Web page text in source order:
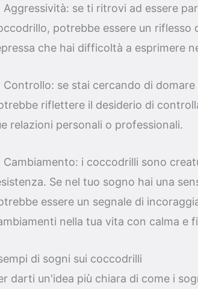
Aggressività: se ti ritrovi ad essere
potrebbe essere un riflesso
che hai difficoltà a esprimere
Controllo: se stai cercando di
riflettere il desiderio di
relazioni personali o professionali.
Cambiamento: i coccodrilli sono
Se nel tuo sogno hai una
essere un segnale di
nella tua vita con calma e
di sogni sui coccodrilli
darti un'idea più chiara di come i